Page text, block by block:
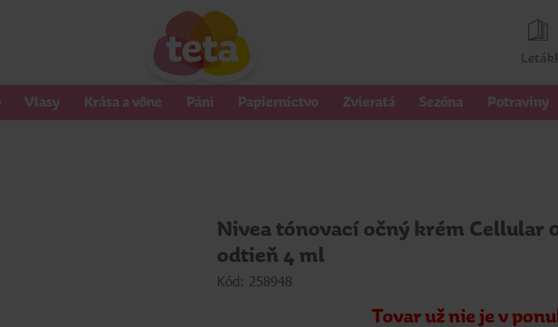
Leták
Vlasy Krása a vône Páni Papierníctvo Zvieratá Sezóna Potraviny
Nivea tónovací očný krém Cellular
odtieň 4 ml
Kód: 258948
Tovar už nie je v